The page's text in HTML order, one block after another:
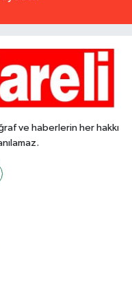
ve haberlerin her hakkı